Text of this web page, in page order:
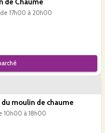
17h00 à 20h00
moulin de chaume
10h00 à 18h00